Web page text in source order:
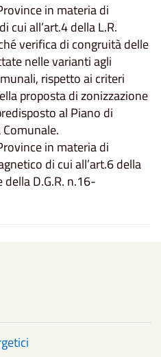
in materia di
cui all’art.4 della L.R.
verifica di congruità delle
nelle varianti agli
rispetto ai criteri
proposta di zonizzazione
al Piano di
in materia di
di cui all’art.6 della
D.G.R. n.16-